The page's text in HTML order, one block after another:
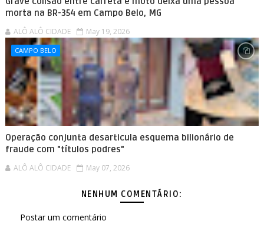
morta na BR-354 em Campo Belo, MG
ALÔ ALÔ CIDADE May 19, 2026
CAMPO BELO
Operação conjunta desarticula esquema bilionário de
fraude com "títulos podres"
ALÔ ALÔ CIDADE May 07, 2026
NENHUM COMENTÁRIO:
Postar um comentário